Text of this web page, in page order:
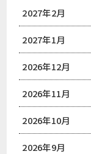
2027年2月
2027年1月
2026年12月
2026年11月
2026年10月
2026年9月